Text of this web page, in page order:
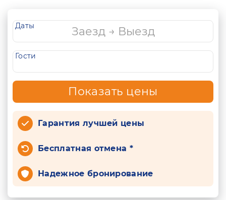
Даты
Гости
Показать цены
Гарантия лучшей цены
Бесплатная отмена *
Надежное бронирование